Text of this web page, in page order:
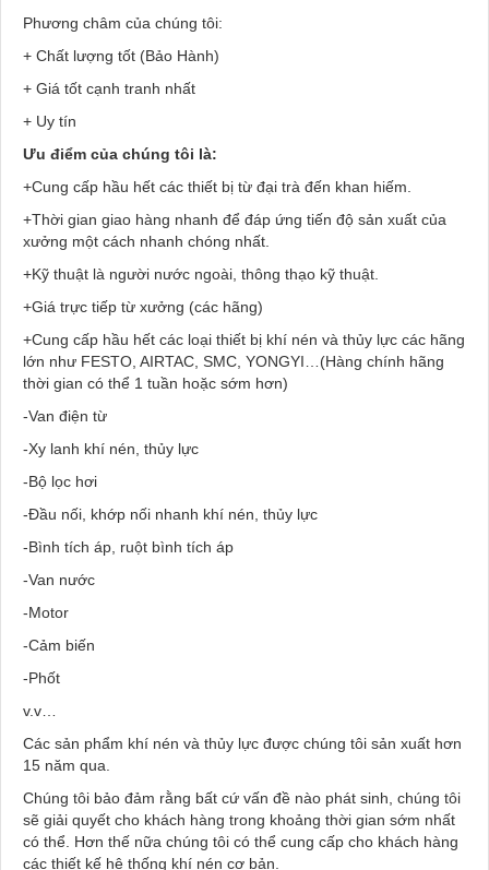
Phương châm của chúng tôi:
+ Chất lượng tốt (Bảo Hành)
+ Giá tốt cạnh tranh nhất
+ Uy tín
Ưu điểm của chúng tôi là:
+Cung cấp hầu hết các thiết bị từ đại trà đến khan hiếm.
+Thời gian giao hàng nhanh để đáp ứng tiến độ sản xuất của
xưởng một cách nhanh chóng nhất.
+Kỹ thuật là người nước ngoài, thông thạo kỹ thuật.
+Giá trực tiếp từ xưởng (các hãng)
+Cung cấp hầu hết các loại thiết bị khí nén và thủy lực các hãng
lớn như FESTO, AIRTAC, SMC, YONGYI…(Hàng chính hãng
thời gian có thể 1 tuần hoặc sớm hơn)
-Van điện từ
-Xy lanh khí nén, thủy lực
-Bộ lọc hơi
-Đầu nối, khớp nối nhanh khí nén, thủy lực
-Bình tích áp, ruột bình tích áp
-Van nước
-Motor
-Cảm biến
-Phốt
v.v…
Các sản phẩm khí nén và thủy lực được chúng tôi sản xuất hơn
15 năm qua.
Chúng tôi bảo đảm rằng bất cứ vấn đề nào phát sinh, chúng tôi
sẽ giải quyết cho khách hàng trong khoảng thời gian sớm nhất
có thể. Hơn thế nữa chúng tôi có thể cung cấp cho khách hàng
các thiết kế hệ thống khí nén cơ bản.